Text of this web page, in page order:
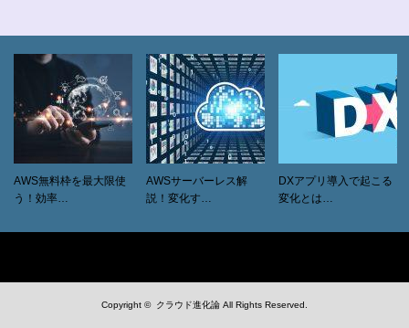
AWS無料枠を最大限使
う！効率…
AWSサーバーレス解
説！変化す…
DXアプリ導入で起こる
変化とは…
Copyright © クラウド進化論 All Rights Reserved.